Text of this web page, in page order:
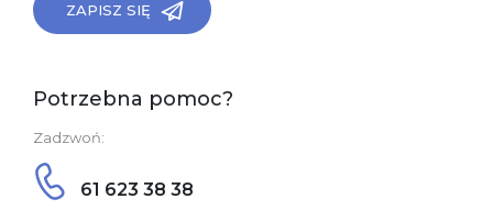
ZAPISZ SIĘ
Potrzebna pomoc?
Zadzwoń:
61 623 38 38